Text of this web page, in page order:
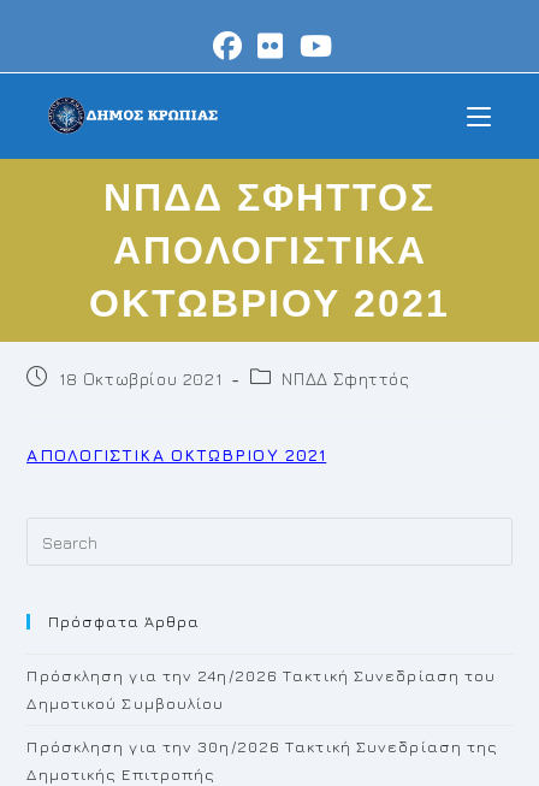
content
ΝΠΔΔ ΣΦΗΤΤΟΣ
ΑΠΟΛΟΓΙΣΤΙΚΑ
ΟΚΤΩΒΡΙΟΥ 2021
Post18 Οκτωβρίου 2021
PostΝΠΔΔ Σφηττός
ΑΠΟΛΟΓΙΣΤΙΚΑ ΟΚΤΩΒΡΙΟΥ 2021
Πρόσφατα Άρθρα
Πρόσκληση για την 24η/2026 Τακτική Συνεδρίαση του
Δημοτικού Συμβουλίου
Πρόσκληση για την 30η/2026 Τακτική Συνεδρίαση της
Δημοτικής Επιτροπής